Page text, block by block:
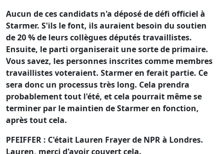
Aucun de ces candidats n'a déposé de défi officiel à
Starmer. S'ils le font, ils auraient besoin du soutien
de 20 % de leurs collègues députés travaillistes.
Ensuite, le parti organiserait une sorte de primaire.
Vous savez, les personnes inscrites comme membres
travaillistes voteraient. Starmer en ferait partie. Ce
sera donc un processus très long. Cela prendra
probablement tout l'été, et cela pourrait même se
terminer par le maintien de Starmer en fonction,
après tout cela.
PFEIFFER : C'était Lauren Frayer de NPR à Londres.
Lauren, merci d'avoir couvert cela.